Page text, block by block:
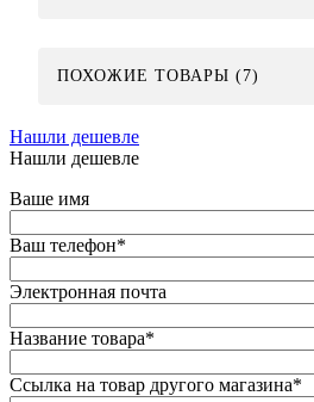
ПОХОЖИЕ ТОВАРЫ (7)
Нашли дешевле
Нашли дешевле
Ваше имя
Ваш телефон*
Электронная почта
Название товара*
Ссылка на товар другого магазина*